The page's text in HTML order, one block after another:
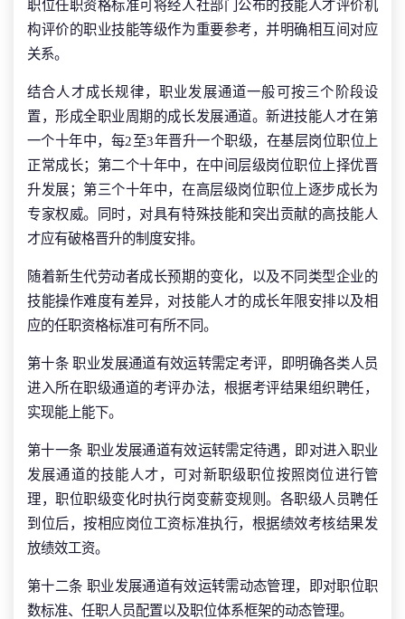
职位任职资格标准可将经人社部门公布的技能人才评价机
构评价的职业技能等级作为重要参考，并明确相互间对应
关系。
结合人才成长规律，职业发展通道一般可按三个阶段设
置，形成全职业周期的成长发展通道。新进技能人才在第
一个十年中，每2至3年晋升一个职级，在基层岗位职位上
正常成长；第二个十年中，在中间层级岗位职位上择优晋
升发展；第三个十年中，在高层级岗位职位上逐步成长为
专家权威。同时，对具有特殊技能和突出贡献的高技能人
才应有破格晋升的制度安排。
随着新生代劳动者成长预期的变化，以及不同类型企业的
技能操作难度有差异，对技能人才的成长年限安排以及相
应的任职资格标准可有所不同。
第十条 职业发展通道有效运转需定考评，即明确各类人员
进入所在职级通道的考评办法，根据考评结果组织聘任，
实现能上能下。
第十一条 职业发展通道有效运转需定待遇，即对进入职业
发展通道的技能人才，可对新职级职位按照岗位进行管
理，职位职级变化时执行岗变薪变规则。各职级人员聘任
到位后，按相应岗位工资标准执行，根据绩效考核结果发
放绩效工资。
第十二条 职业发展通道有效运转需动态管理，即对职位职
数标准、任职人员配置以及职位体系框架的动态管理。